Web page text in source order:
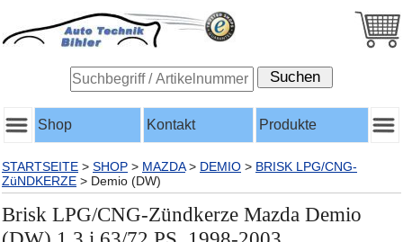
Shop Kontakt Produkte
STARTSEITE > SHOP > MAZDA > DEMIO > BRISK LPG/CNG-
ZüNDKERZE > Demio (DW)
Brisk LPG/CNG-Zündkerze Mazda Demio